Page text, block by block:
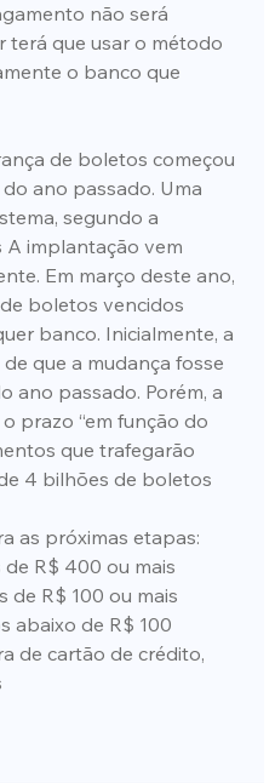
não será
terá que usar o método
o banco que
de boletos começou
ano passado. Uma
segundo a
A implantação vem
Em março deste ano,
boletos vencidos
banco. Inicialmente, a
que a mudança fosse
ano passado. Porém, a
prazo “em função do
que trafegarão
4 bilhões de boletos
as próximas etapas:
R$ 400 ou mais
de R$ 100 ou mais
abaixo de R$ 100
de cartão de crédito,